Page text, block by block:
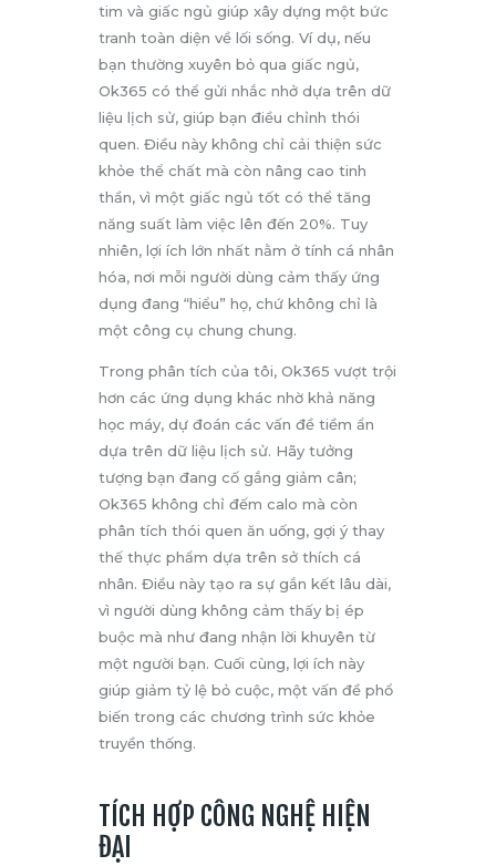
tim và giấc ngủ giúp xây dựng một bức
tranh toàn diện về lối sống. Ví dụ, nếu
bạn thường xuyên bỏ qua giấc ngủ,
Ok365 có thể gửi nhắc nhở dựa trên dữ
liệu lịch sử, giúp bạn điều chỉnh thói
quen. Điều này không chỉ cải thiện sức
khỏe thể chất mà còn nâng cao tinh
thần, vì một giấc ngủ tốt có thể tăng
năng suất làm việc lên đến 20%. Tuy
nhiên, lợi ích lớn nhất nằm ở tính cá nhân
hóa, nơi mỗi người dùng cảm thấy ứng
dụng đang “hiểu” họ, chứ không chỉ là
một công cụ chung chung.
Trong phân tích của tôi, Ok365 vượt trội
hơn các ứng dụng khác nhờ khả năng
học máy, dự đoán các vấn đề tiềm ẩn
dựa trên dữ liệu lịch sử. Hãy tưởng
tượng bạn đang cố gắng giảm cân;
Ok365 không chỉ đếm calo mà còn
phân tích thói quen ăn uống, gợi ý thay
thế thực phẩm dựa trên sở thích cá
nhân. Điều này tạo ra sự gắn kết lâu dài,
vì người dùng không cảm thấy bị ép
buộc mà như đang nhận lời khuyên từ
một người bạn. Cuối cùng, lợi ích này
giúp giảm tỷ lệ bỏ cuộc, một vấn đề phổ
biến trong các chương trình sức khỏe
truyền thống.
TÍCH HỢP CÔNG NGHỆ HIỆN
ĐẠI